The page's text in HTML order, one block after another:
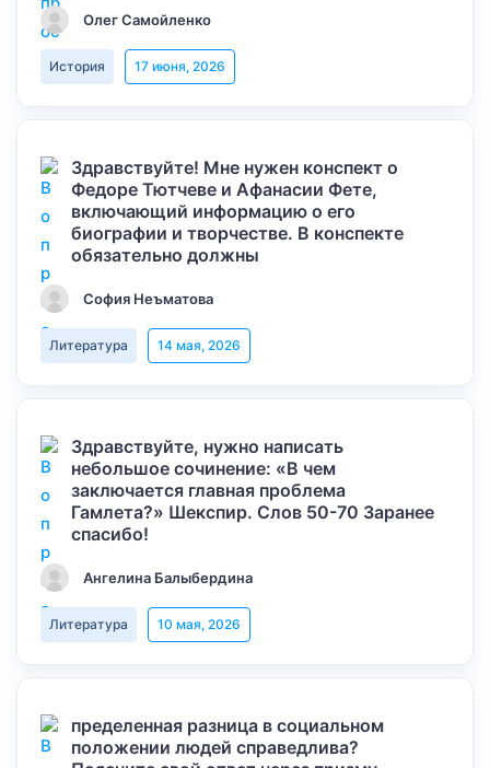
Олег Самойленко
История 17 июня, 2026
Здравствуйте! Мне нужен конспект о
Федоре Тютчеве и Афанасии Фете,
включающий информацию о его
биографии и творчестве. В конспекте
обязательно должны
София Неъматова
Литература 14 мая, 2026
Здравствуйте, нужно написать
небольшое сочинение: «В чем
заключается главная проблема
Гамлета?» Шекспир. Слов 50-70 Заранее
спасибо!
Ангелина Балыбердина
Литература 10 мая, 2026
пределенная разница в социальном
положении людей справедлива?